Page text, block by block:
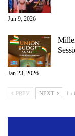
Jun 9, 2026
Jan 23, 2026
PREV NEXT 1